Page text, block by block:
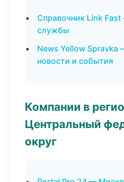
Справочник Link
службы
News Yellow Spravka
новости и события
Компании в
Центральный
округ